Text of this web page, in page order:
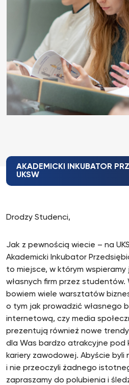
AKADEMICKI INKUBATOR
UKSW
Drodzy Studenci,
Jak z pewnością wiecie – na
Akademicki Inkubator
to miejsce, w którym wspieramy
własnych firm przez studentów.
bowiem wiele warsztatów
o tym jak prowadzić własnego
internetową, czy media
prezentują również nowe
dla Was bardzo atrakcyjne pod
kariery zawodowej. Abyście byli
i nie przeoczyli żadnego
zapraszamy do polubienia i